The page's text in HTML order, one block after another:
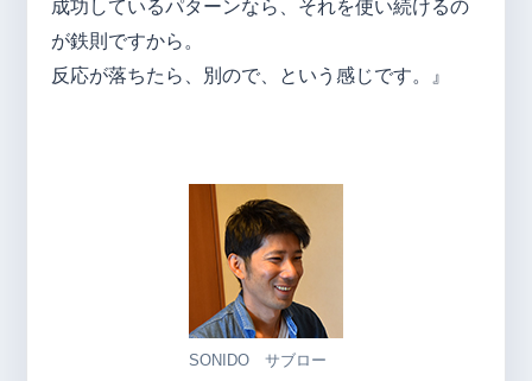
成功しているパターンなら、それを使い続けるの
が鉄則ですから。
反応が落ちたら、別ので、という感じです。』
SONIDO サブロー